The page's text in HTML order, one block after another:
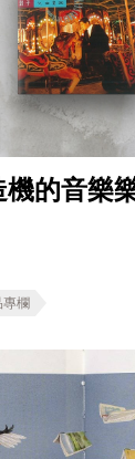
機的音樂
專欄